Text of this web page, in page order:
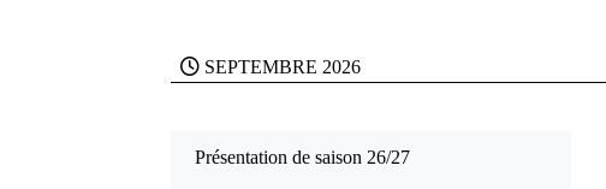
SEPTEMBRE 2026
Présentation de saison 26/27